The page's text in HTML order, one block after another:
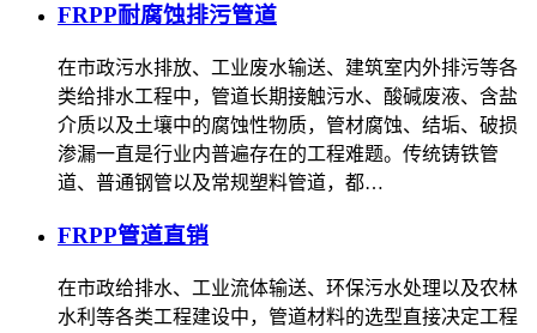
FRPP耐腐蚀排污管道
在市政污水排放、工业废水输送、建筑室内外排污等各
类给排水工程中，管道长期接触污水、酸碱废液、含盐
介质以及土壤中的腐蚀性物质，管材腐蚀、结垢、破损
渗漏一直是行业内普遍存在的工程难题。传统铸铁管
道、普通钢管以及常规塑料管道，都…
FRPP管道直销
在市政给排水、工业流体输送、环保污水处理以及农林
水利等各类工程建设中，管道材料的选型直接决定工程